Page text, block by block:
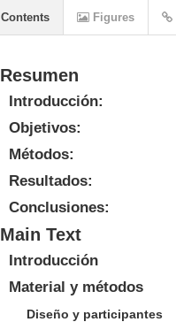
Resumen
Introducción:
Objetivos:
Métodos:
Resultados:
Conclusiones:
Main Text
Introducción
Material y métodos
Diseño y participantes
Contents Figures